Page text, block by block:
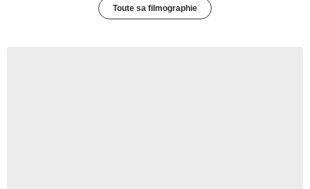
Toute sa filmographie